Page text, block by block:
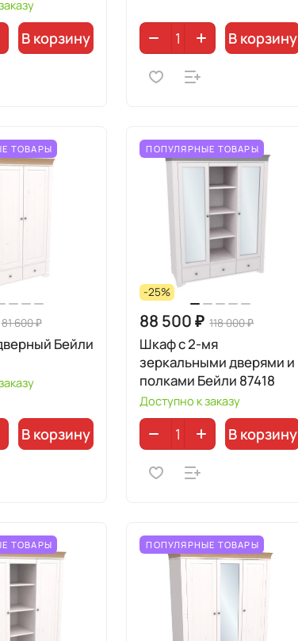
В корзину В корзину
ТОВАРЫ
81 600 ₽
Бейли
В корзину
ПОПУЛЯРНЫЕ ТОВАРЫ
-25%
88 500 ₽ 118 000 ₽
Шкаф с 2-мя
зеркальными дверями и
полками Бейли 87418
Доступно к заказу
В корзину
ТОВАРЫ ПОПУЛЯРНЫЕ ТОВАРЫ